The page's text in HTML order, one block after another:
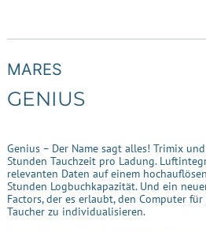
MARES
GENIUS
Genius – Der Name sagt alles! Trimix
Stunden Tauchzeit pro Ladung.
relevanten Daten auf einem
Stunden Logbuchkapazität. Und ein
Factors, der es erlaubt, den Computer
Taucher zu individualisieren.